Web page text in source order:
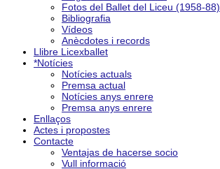
Fotos del Ballet del Liceu (1958-88)
Bibliografia
Vídeos
Anècdotes i records
Llibre Licexballet
*Notícies
Notícies actuals
Premsa actual
Notícies anys enrere
Premsa anys enrere
Enllaços
Actes i propostes
Contacte
Ventajas de hacerse socio
Vull informació